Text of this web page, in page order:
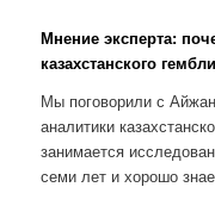
Мнение эксперта:
казахстанского
Мы поговорили с
аналитики
занимается
семи лет и хорошо